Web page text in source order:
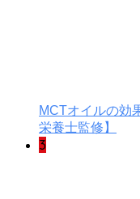
MCTオイルの効
栄養士監修】
3